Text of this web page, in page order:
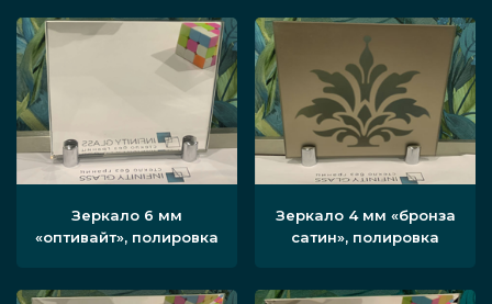
Зеркало 6 мм
«оптивайт», полировка
Зеркало 4 мм «бронза
сатин», полировка